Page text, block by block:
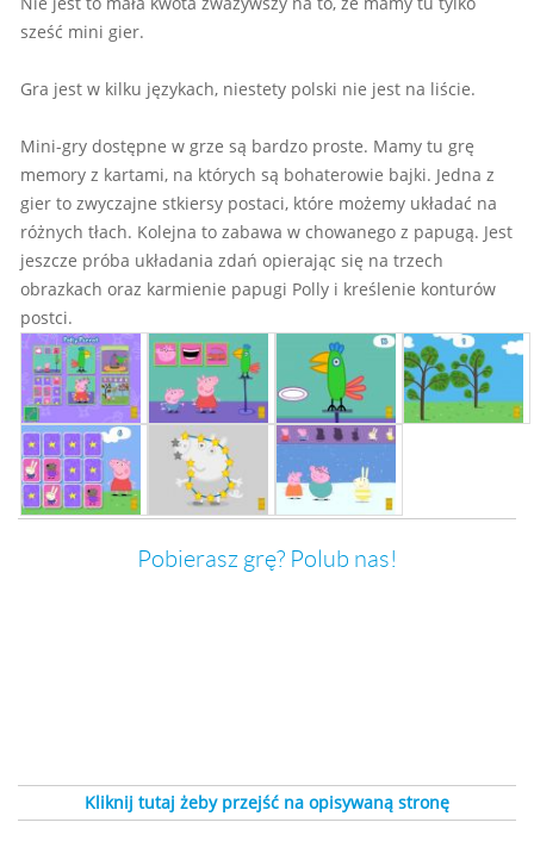
sześć mini gier.
Gra jest w kilku językach, niestety polski nie jest na liście.
Mini-gry dostępne w grze są bardzo proste. Mamy tu grę
memory z kartami, na których są bohaterowie bajki. Jedna z
gier to zwyczajne stkiersy postaci, które możemy układać na
różnych tłach. Kolejna to zabawa w chowanego z papugą. Jest
jeszcze próba układania zdań opierając się na trzech
obrazkach oraz karmienie papugi Polly i kreślenie konturów
postci.
Pobierasz grę? Polub nas!
Kliknij tutaj żeby przejść na opisywaną stronę